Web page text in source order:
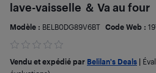
lave-vaisselle ＆ Va au four
Modèle : BELB0DG89V6BT Code Web :
Vendu et expédié par Belilan's Deals